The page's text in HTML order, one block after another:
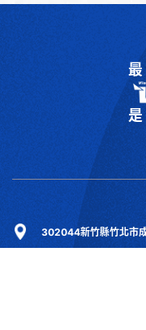
302044新竹縣竹北市